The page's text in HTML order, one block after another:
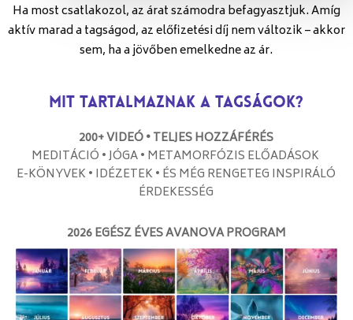
Ha most csatlakozol, az árat számodra befagyasztjuk. Amíg
aktív marad a tagságod, az előfizetési díj nem változik – akkor
sem, ha a jövőben emelkedne az ár.
Mit tartalmaznak a tagságok?
200+ VIDEÓ •TELJES HOZZÁFÉRÉS
MEDITÁCIÓ • JÓGA • METAMORFÓZIS ELŐADÁSOK
E-KÖNYVEK • IDÉZETEK • ÉS MÉG RENGETEG INSPIRÁLÓ
ÉRDEKESSÉG
2026 EGÉSZ ÉVES AVANOVA PROGRAM